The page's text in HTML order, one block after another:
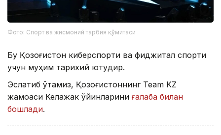
Фото: Спорт ва жисмоний тарбия қўмитаси
Бу Қозоғистон киберспорти ва фиджитал спорти
учун муҳим тарихий ютуқдир.
Эслатиб ўтамиз, Қозоғистоннинг Team KZ
жамоаси Келажак ўйинларини ғалаба билан
бошлади.